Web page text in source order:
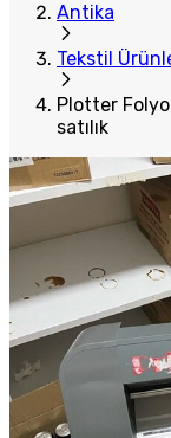
Antika
Tekstil
Plotter
satılık